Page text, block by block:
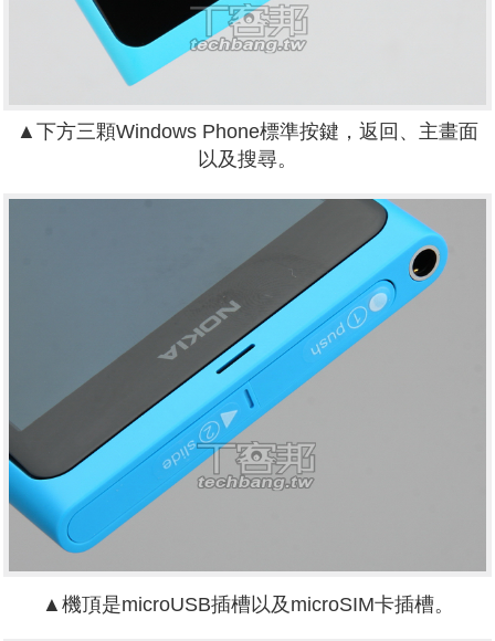
▲下方三顆Windows Phone標準按鍵，返回、主畫面
以及搜尋。
▲機頂是microUSB插槽以及microSIM卡插槽。